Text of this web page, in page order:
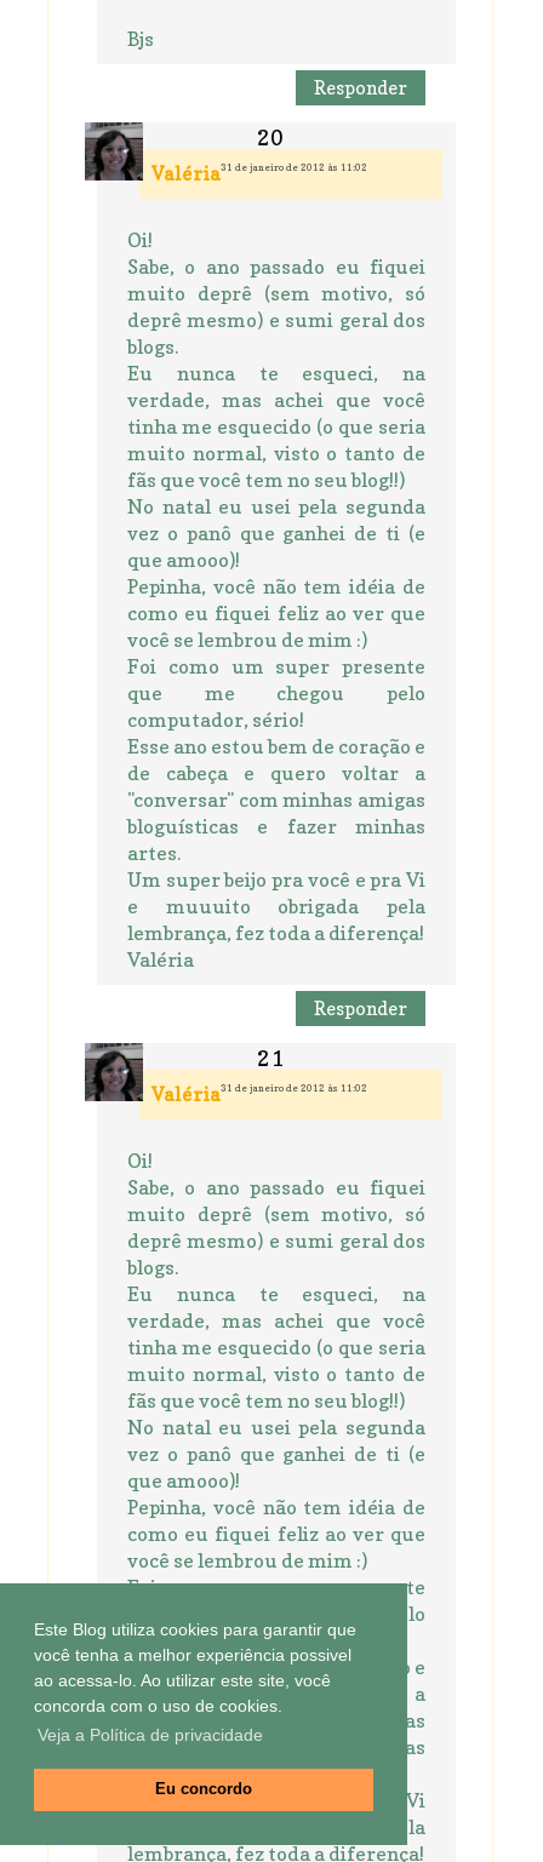
Este Blog utiliza cookies para garantir que
você tenha a melhor experiência possivel
ao acessa-lo. Ao utilizar este site, você
concorda com o uso de cookies.
Veja a Política de privacidade
Eu concordo
Bjs
Responder
Valéria31 de janeiro de 2012 às 11:02
Oi!
Sabe, o ano passado eu fiquei
muito deprê (sem motivo, só
deprê mesmo) e sumi geral dos
blogs.
Eu nunca te esqueci, na
verdade, mas achei que você
tinha me esquecido (o que seria
muito normal, visto o tanto de
fãs que você tem no seu blog!!)
No natal eu usei pela segunda
vez o panô que ganhei de ti (e
que amooo)!
Pepinha, você não tem idéia de
como eu fiquei feliz ao ver que
você se lembrou de mim :)
Foi como um super presente
que me chegou pelo
computador, sério!
Esse ano estou bem de coração e
de cabeça e quero voltar a
"conversar" com minhas amigas
bloguísticas e fazer minhas
artes.
Um super beijo pra você e pra Vi
e muuuito obrigada pela
lembrança, fez toda a diferença!
Valéria
Responder
Valéria31 de janeiro de 2012 às 11:02
Oi!
Sabe, o ano passado eu fiquei
muito deprê (sem motivo, só
deprê mesmo) e sumi geral dos
blogs.
Eu nunca te esqueci, na
verdade, mas achei que você
tinha me esquecido (o que seria
muito normal, visto o tanto de
fãs que você tem no seu blog!!)
No natal eu usei pela segunda
vez o panô que ganhei de ti (e
que amooo)!
Pepinha, você não tem idéia de
como eu fiquei feliz ao ver que
você se lembrou de mim :)
Foi como um super presente
que me chegou pelo
computador, sério!
Esse ano estou bem de coração e
de cabeça e quero voltar a
"conversar" com minhas amigas
bloguísticas e fazer minhas
artes.
Um super beijo pra você e pra Vi
e muuuito obrigada pela
lembrança, fez toda a diferença!